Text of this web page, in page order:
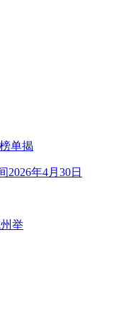
单揭
2026年4月30日
举